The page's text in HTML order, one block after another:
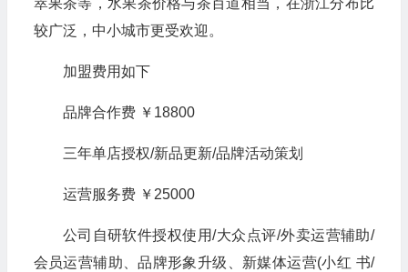
萃果茶等，水果茶价格与茶百道相当，在浙江分布比
较广泛，中小城市更受欢迎。
加盟费用如下
品牌合作费 ￥18800
三年单店授权/新品更新/品牌活动策划
运营服务费 ￥25000
公司自研软件授权使用/大众点评/外卖运营辅助/
会员运营辅助、品牌形象升级、新媒体运营(小红 书/